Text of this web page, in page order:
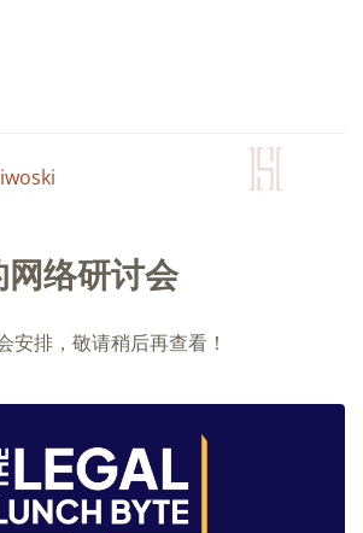
络研讨会
安排，敬请稍后再查看！